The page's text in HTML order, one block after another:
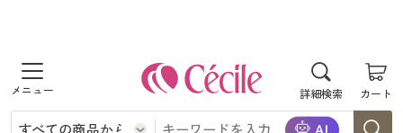
詳細検索 カート
商品を探す
レディース
レディース
レディース通販すべて
インナー・下着